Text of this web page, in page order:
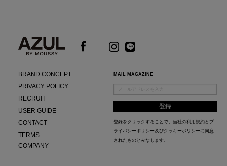
BRAND CONCEPT
PRIVACY POLICY
RECRUIT
USER GUIDE
CONTACT
TERMS
COMPANY
MAIL MAGAZINE
登録をクリックすることで、当社の利用規約と プ
ライバシーポリシー及びクッキーポリシー に同意
されたものとみなします。